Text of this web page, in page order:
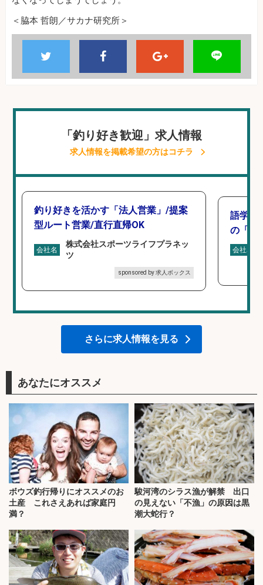
＜脇本 哲朗／サカナ研究所＞
「釣り好き歓迎」求人情報
求人情報を掲載希望の方はコチラ
釣り好きを活かす「法人営業」/提案
型ルート営業/直行直帰OK
会社名
株式会社スポーツライフプラネッ
ツ
sponsored by 求人ボックス
語学力
の「海
会社名
さらに求人情報を見る
あなたにオススメ
ボウズ釣行帰りにオススメのお
土産 これさえあれば家庭円
満？
駿河湾のシラス漁が解禁 出口
の見えない「不漁」の原因は黒
潮大蛇行？